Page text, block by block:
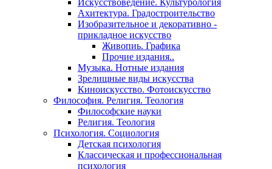
Искусствоведение. Культурология
Ахитектура. Градостроительство
Изобразительное и декоративно -
прикладное искусство
Живопиь. Графика
Прочие издания..
Музыка. Нотные издания
Зрелищные виды искусства
Киноискусство. Фотоискусство
Философия. Религия. Теология
Философские науки
Религия. Теология
Психология. Социология
Детская психология
Классическая и профессиональная
психология